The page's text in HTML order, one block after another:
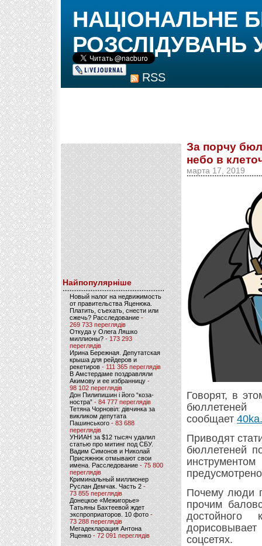
RSS
НАЦІОНАЛЬНЕ
РОЗСЛІДУВАНЬ
Найпопулярніше
Новый налог на недвижимость
от правительства Яценюка.
Платить, съехать, снести или
сжечь? Расследование-
269 733 переглядів
Откуда у Олега Ляшко
миллионы? - 173 293
переглядів
Ирина Бережная. Депутатская
крыша для рейдеров и
рекетиров - 111 365 переглядів
В Амстердаме поздравляли
Акимову и ее избранницу -
98 102 переглядів
Дон Пилипишин і його “коза-
ностра” - 84 777 переглядів
Тетяна Чорновіл: дівчинка за
викликом депутата
Пашинського- 83 688
переглядів
УНИАН за $12 тысяч удалил
статью про митинг под СБУ.
Вадим Симонов и Николай
Присяжнюк отмывают свои
имена. Расследование - 75 800
переглядів
Криминальный миллионер
Руслан Демчак. Часть 2-
73 855 переглядів
Донецкое «Межигорье»
Татьяны Бахтеевой ждет
экспроприаторов. 10 фото -
73 288 переглядів
Мегадекларация Антона
Яценко - 72 091 переглядів
За порчу
небо в
марта 17, 2019
Говорят, в
сообщает
Приводят
бюллетеней
Почему люди
прочим
соцсетях.